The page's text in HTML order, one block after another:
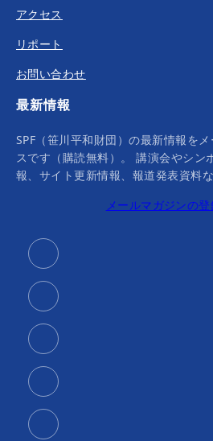
アクセス
リポート
お問い合わせ
最新情報
SPF（笹川平和財団）の最新情報を
スです（購読無料）。 講演会やシン
報、サイト更新情報、報道発表資料
メールマガジンの登